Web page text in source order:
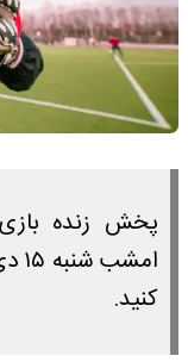
پخش زنده
کنید.